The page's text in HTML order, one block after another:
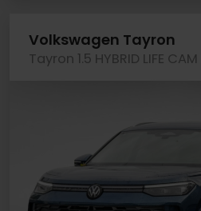
Volkswagen Tayron